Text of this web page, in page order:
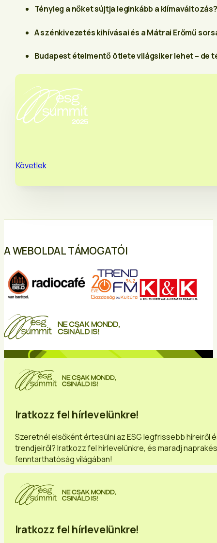
Tényleg a nőket sújtja leginkább a
A szénkivezetés kihívásai és a Mátrai Erőmű
Budapest ételmentő ötlete világsiker lehet – de
Követlek
A WEBOLDAL TÁMOGATÓI
Iratkozz fel hírlevelünkre!
Szeretnél elsőként értesülni az ESG legfrissebb híreiről
trendjeiről? Iratkozz fel hírlevelünkre, és maradj
fenntarthatóság világában!
Iratkozz fel hírlevelünkre!